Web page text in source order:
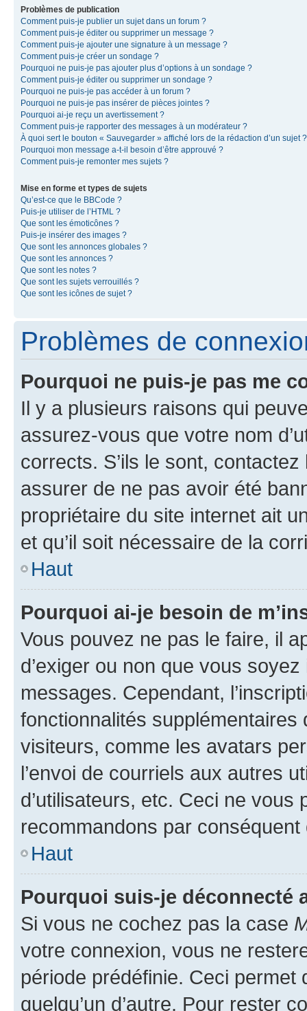
Problèmes de publication
Comment puis-je publier un sujet dans un forum ?
Comment puis-je éditer ou supprimer un message ?
Comment puis-je ajouter une signature à un message ?
Comment puis-je créer un sondage ?
Pourquoi ne puis-je pas ajouter plus d’options à un sondage ?
Comment puis-je éditer ou supprimer un sondage ?
Pourquoi ne puis-je pas accéder à un forum ?
Pourquoi ne puis-je pas insérer de pièces jointes ?
Pourquoi ai-je reçu un avertissement ?
Comment puis-je rapporter des messages à un modérateur ?
À quoi sert le bouton « Sauvegarder » affiché lors de la rédaction d’un sujet ?
Pourquoi mon message a-t-il besoin d’être approuvé ?
Comment puis-je remonter mes sujets ?
Mise en forme et types de sujets
Qu’est-ce que le BBCode ?
Puis-je utiliser de l’HTML ?
Que sont les émoticônes ?
Puis-je insérer des images ?
Que sont les annonces globales ?
Que sont les annonces ?
Que sont les notes ?
Que sont les sujets verrouillés ?
Que sont les icônes de sujet ?
Problèmes de
Pourquoi ne puis-je pas me
Il y a plusieurs raisons qui
assurez-vous que votre nom
corrects. S’ils le sont,
assurer de ne pas avoir été
propriétaire du site internet ait
et qu’il soit nécessaire de la
Haut
Pourquoi ai-je besoin de
Vous pouvez ne pas le faire, il
d’exiger ou non que vous
messages. Cependant,
fonctionnalités
visiteurs, comme les avatars
l’envoi de courriels aux autres
d’utilisateurs, etc. Ceci ne vous
recommandons par conséquent
Haut
Pourquoi suis-je déconnecté
Si vous ne cochez pas la case
votre connexion, vous ne
période prédéfinie. Ceci permet
quelqu’un d’autre. Pour rester